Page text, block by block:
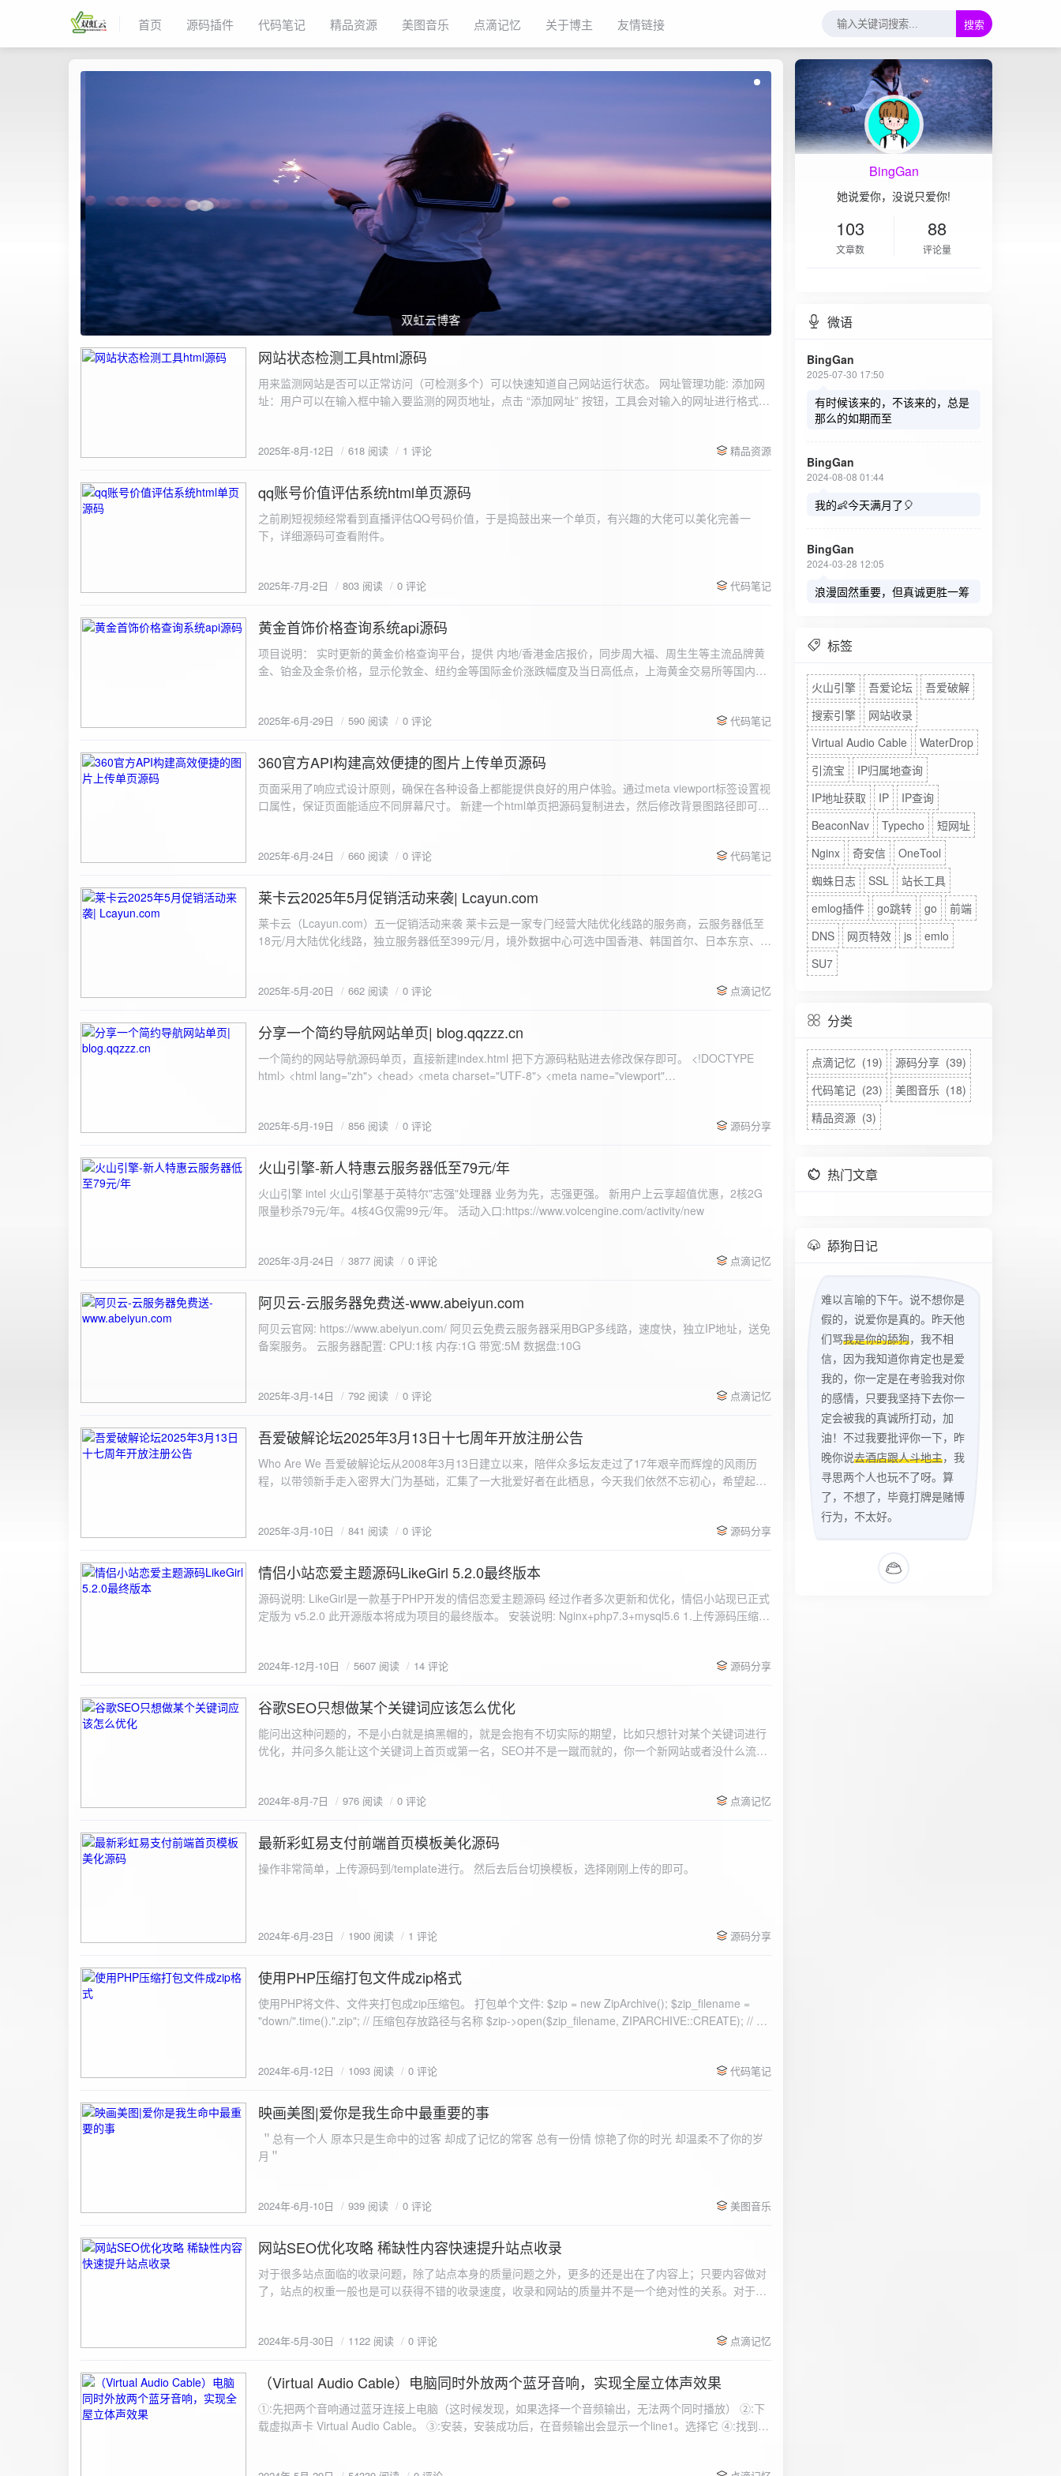
首页 源码插件 代码笔记 精品资源 美图音乐 点滴记忆 关于博主 友情链接 搜索
双虹云博客
2025-8-12
网站状态检测工具html源码
用来监测网站是否可以正常访问（可检测多个）可以快速知道自己网站运行状态。 网址管理功能: 添加网
址：用户可以在输入框中输入要监测的网页地址，点击 “添加网址” 按钮，工具会对输入的网址进行格式验
同时也会从筛选下拉框中移除该网址选项。筛选网址：右侧面板有一个 “筛选网址” 的下拉框，用户可以选
测功能： 设置监测间隔：用户可以在输入框中设置监测间隔时间（单位为秒），默认值为 60 秒。开始 /
停止监测：点击 “开始监测” 按钮，工具会立即对所有已添加的网址进行一次检测，之后按照设置的监测间
隔时间循环检测。点击 “停止监测” 按钮可停止监测。重试机制：在进行网址检测时，如果请求失败，会进
行最多 3 次重试，若重试后仍失败，则记录错误日志。日志记录与显示功能。 日志记录： 每次对网址进
会显示所有或筛选后的监测日志，正常状态的日志为黑色，异常状态的日志为红色。日志会自动滚动到最
2025年-8月-12日 618 阅读 1 评论 精品资源
2025-7-2
qq账号价值评估系统html单页源码
之前刷短视频经常看到直播评估QQ号码价值，于是捣鼓出来一个单页，有兴趣的大佬可以美化完善一
2025年-7月-2日 803 阅读 0 评论 代码笔记
2025-6-29
黄金首饰价格查询系统api源码
项目说明： 实时更新的黄金价格查询平台，提供 内地/香港金店报价，同步周大福、周生生等主流品牌黄
金、铂金及金条价格，显示伦敦金、纽约金等国际金价涨跌幅度及当日高低点，上海黄金交易所等国内黄
2025年-6月-29日 590 阅读 0 评论 代码笔记
2025-6-24
360官方API构建高效便捷的图片上传单页源码
页面采用了响应式设计原则，确保在各种设备上都能提供良好的用户体验。通过meta viewport标签设置视
口属性，保证页面能适应不同屏幕尺寸。 新建一个html单页把源码复制进去，然后修改背景图路径即可。
重置默认样式 */ * { margin: 0; padding: 0; box-sizing: border-box; } /* 设置页面的字体和添加背景图片 */
center fixed; /* 使用服务器上的路径 */ background-size: cover; /* 保证背景图片覆盖整个视窗 */ color:
#333; display: flex; justify-content: center; align-items: center; min-height: 100vh; margin: 0; } /* 容器样
式 */ .container { background-color: rgba(255, 255, 255, 0.9); /* 使用半透明白色背景，以便在图片背景
上更清晰地显示内容 */ padding: 30px; border-radius: 8px; box-shadow: 0 4px 8px rgba(0, 0, 0, 0.1);
padding: 8px; background-color: #f7f7f7; border: 1px solid #ccc; border-radius: 4px; font-size: 16px;
size: 16px; border: none; border-radius: 4px; cursor: pointer; transition: background-color 0.3s ease; }
100%; height: 30px; background-color: #ddd; border-radius: 4px; margin-top: 20px; overflow: hidden; }
.progress-fill { height: 100%; background-color: #4caf50; width: 0; line-height: 30px; text-align: center;
border-radius: 4px; background-color: #f9f9f9; font-size: 16px; color: #333; min-height: 40px; } /* 错误
或成功的提示信息样式 */ .result.success { border-color: #28a745; background-color: #e9f7e8; }
image { margin-top: 20px; max-width: 100%; height: auto; border-radius: 4px; border: 1px solid #ddd; }
</style> </head> <body> <div class="container"> <h2>图片上传-双虹云</h2> <form id="uploadForm">
<input type="file" id="fileInput" name="file" accept="image/*" required /> <button type="submit">上传文
document.getElementById('uploadForm'); const resultDiv = document.getElementById('result'); const
e.preventDefault(); const fileInput = document.getElementById('fileInput'); const file = fileInput.files[0]; if
(!file) { resultDiv.innerHTML = '<p class="error">请先选择文件！</p>'; return; } const formData = new
FormData(); formData.append('file', file); const xhr = new XMLHttpRequest(); xhr.open('POST',
'https://api.xinyew.cn/api/360tc', true); // 监听上传进度事件 xhr.upload.onprogress = function(event) { if
Math.round(percentComplete) + '%'; } }; xhr.onload = function() { if (xhr.status === 200) { const data =
图片链接: <a href="${data.data.url}" target="_blank">${data.data.url}</a></p> <p>图片文件名:
${data.data.imgFile}</p> <img src="${data.data.url}" alt="上传的图片" class="uploaded-image" /> `; }
else { resultDiv.innerHTML = `<p class="error">${data.error}</p>`; } } else { resultDiv.innerHTML = `<p
class="error">请求失败：${xhr.statusText}</p>`; } }; xhr.onerror = function() { resultDiv.innerHTML =
2025年-6月-24日 660 阅读 0 评论 代码笔记
2025-5-20
莱卡云2025年5月促销活动来袭| Lcayun.com
莱卡云（Lcayun.com）五一促销活动来袭 莱卡云是一家专门经营大陆优化线路的服务商，云服务器低至
18元/月大陆优化线路，独立服务器低至399元/月，境外数据中心可选中国香港、韩国首尔、日本东京、美
https://www.lcayun.com/actcloud.html
2025年-5月-20日 662 阅读 0 评论 点滴记忆
2025-5-19
分享一个简约导航网站单页| blog.qqzzz.cn
一个简约的网站导航源码单页，直接新建index.html 把下方源码粘贴进去修改保存即可。 <!DOCTYPE html> <html lang="zh"> <head> <meta charset="UTF-8"> <meta name="viewport" content="width=device-width, initial-scale=1.0"> <title>导航网站 -blog.qqzzz.cn</title> <meta name="keywords" content="双虹云博客"> <meta name="description" content="双虹云博客。"> <meta name="author" content="导航网站"> <meta name="robots" content="index,follow"> <meta property="og:title" content="导航网站 - "> <meta property="og:description" content="双虹云。"> <meta property="og:type" content="website"> <link rel="icon" href="https://blog.qqzzz.cn/favicon.ico" type="image/x-icon"> <link rel="shortcut icon" href="https://blog.qqzzz.cn/favicon.ico" type="image/x-icon"> <style> /* 基础样式 */ * { margin: 0; padding: 0; box-sizing: border-box; } /* 主体样式 */ body { background: #f0f2f5; font-family: 'Microsoft YaHei', -apple-system, BlinkMacSystemFont, sans-serif; margin: 0; padding: 0; min-height: 100vh; overflow-x: hidden; position: relative; display: flex; flex-direction: column; } /* 容器样式 */ .container { max-width: 1200px; margin: 0 auto; padding: 20px; flex: 1; display: flex; flex-direction: column; align-items: center; width: 100%; } /* 主盒子样式 */ .main-box { background: white; box-shadow: 0 2px 12px rgba(0, 0, 0, 0.08); border-radius: 24px; border: 1px solid #e9ecef; width: 100%; max-width: 1000px; padding: 30px; margin: 0 auto 15px; transition: all 0.3s ease; position: relative; z-index: 2; } .main-box:hover { transform: translateY(-2px); box-shadow: 0 6px 25px rgba(0, 0, 0, 0.2); } /* 头部样式 */ .header { text-align: center; margin-bottom: 20px; padding-bottom: 15px; border-bottom: 1px solid rgba(255, 255, 255, 0.2); } .header h1 { font-size: 32px; background: linear-gradient(120deg, #2b5876 0%, #4e4376 100%); -webkit-background-clip: text; -webkit-text-fill-color: transparent; margin-bottom: 15px; } /* 提示框样式 */ .notice { background: transparent; padding: 0 25px; border-radius: 12px; margin-bottom: 15px; white-space: nowrap; overflow: hidden; text-overflow: ellipsis; } .notice p { color: #4facfe; font-size: 16px; line-height: 1; font-weight: bold; letter-spacing: 0.5px; margin: 0; } /* 流量卡领取样式 */ .flow-card, .flow-card-top { background: linear-gradient(120deg, #4facfe 0%, #00f2fe 100%); box-shadow: 0 3px 15px rgba(0, 0, 0, 0.1); border-radius: 12px; padding: 10px 15px; margin-bottom: 10px; text-align: center; position: relative; overflow: hidden; display: flex; justify-content: space-between; align-items: center; } .flow-card::before, .flow-card-top::before { content: ''; position: absolute; top: -10px; right: -10px; width: 80px; height: 80px; background: rgba(255, 255, 255, 0.1); border-radius: 50%; } .flow-card .text-content, .flow-card-top h3 { flex: 1; text-align: left; color: #ffffff; font-size: 16px; margin: 0; } .flow-card h2 { color: #ffffff; font-size: 18px; margin-bottom: 4px; font-weight: 600; } .flow-card p { color: rgba(255, 255, 255, 0.9); font-size: 14px; margin-bottom: 0; } .flow-card a, .flow-card-top a { display: inline-block; background: #ffffff; color: #2b5876; padding: 8px 0; border-radius: 50px; font-size: 15px; cursor: pointer; transition: all 0.3s ease; font-weight: 600; text-decoration: none; box-shadow: 0 4px 10px rgba(0, 0, 0, 0.1); margin: 0 5px; white-space: nowrap; width: 110px; text-align: center; } /* 所有按钮统一样式 */ .flow-card .buttons a, .flow-card-top .buttons a { background: #ffffff; color: #2b5876; } .flow-card .buttons a:hover, .flow-card-top .buttons a:hover { background: #f8f9fa; transform: translateY(-2px); box-shadow: 0 6px 15px rgba(0, 0, 0, 0.2); } .flow-card .buttons, .flow-card-top .buttons { display: flex; align-items: center; justify-content: flex-end; flex-wrap: nowrap; } .flow-card a:hover, .flow-card-top a:hover { transform: translateY(-2px); box-shadow: 0 6px 15px rgba(0, 0, 0, 0.2); background: #f8f9fa; } .flow-card-top { margin-bottom: 10px; } /* 导航网格样式 */ .nav-grid { display: grid; grid-template-columns: repeat(2, 1fr); gap: 25px; width: 100%; margin: 0 auto; padding: 0; } /* 导航项样式 */ .nav-item { background: hsl(230, 10%, 33%); border-radius: 12px; padding: 12px; text-align: center; box-shadow: none; transition: all 0.3s ease; min-height: 75px; position: relative; } .nav-item:hover { transform: none; background: hsl(230, 10%, 38%); } .nav-item a { text-decoration: none; color: inherit; display: block; text-align: center; } .nav-item h3 { color: #ffffff; font-size: 17px; margin-bottom: 8px; } .nav-item p { color: rgba(255, 255, 255, 0.9); font-size: 16px; margin-bottom: 4px; } .nav-item .status { position: absolute; bottom: -20px; left: 0; right: 0; color: #ff6b6b; font-size: 12px; text-align: center; font-weight: 500; } /* 底部导航样式 */ .float-nav { display: none; } @media (max-width: 768px) { body { padding-bottom: 20px; } .container { padding: 10px; } .main-box { padding: 15px; margin: 5px; } .header { margin-bottom: 15px; padding-bottom: 10px; } .nav-grid { gap: 15px; } .flow-card, .flow-card-top { padding: 12px; margin-bottom: 10px; flex-direction: column; } .flow-card .text-content, .flow-card-top h3 { text-align: center; margin-bottom: 12px; font-size: 16px; } .flow-card h2 { font-size: 16px; margin-bottom: 5px; text-align: center; } .flow-card p { font-size: 13px; text-align: center; padding: 0 5px; } .flow-card a, .flow-card-top a, .flow-card .buttons a, .flow-card-top .buttons a { padding: 7px 0; font-size: 14px; margin: 0 4px; width: 95px; text-align: center; background: #ffffff; color: #2b5876; } .flow-card .buttons, .flow-card-top .buttons { justify-content: center; width: 100%; margin-top: 5px; } .nav-item { padding: 12px; min-height: 70px; width: 100%; } .header h1 { font-size: 24px; } .notice p { font-size: 14px; } .copyright { padding: 10px 0; font-size: 12px; } } /* 版权信息样式 */ .copyright { text-align: center; padding: 15px 0; color: #6c757d; font-size: 13px; letter-spacing: 0.5px; width: 100%; max-width: 1200px; margin: 0 auto; } /* 弹窗样式 */ .modal-overlay { position: fixed; top: 0; left: 0; right: 0; bottom: 0; background: rgba(0, 0, 0, 0.4); display: flex; justify-content: center; align-items: center; z-index: 10000; } .modal { background: white; border: 1px solid #e9ecef; padding: 25px; border-radius: 15px; width: 90%; max-width: 3
2025年-5月-19日 856 阅读 0 评论 源码分享
2025-3-24
火山引擎-新人特惠云服务器低至79元/年
火山引擎 intel 火山引擎基于英特尔"志强"处理器 业务为先，志强更强。 新用户上云享超值优惠，2核2G
限量秒杀79元/年。4核4G仅需99元/年。 活动入口:https://www.volcengine.com/activity/new
2025年-3月-24日 3877 阅读 0 评论 点滴记忆
2025-3-14
阿贝云-云服务器免费送-www.abeiyun.com
阿贝云官网: https://www.abeiyun.com/ 阿贝云免费云服务器采用BGP多线路，速度快，独立IP地址，送免
备案服务。 云服务器配置: CPU:1核 内存:1G 带宽:5M 数据盘:10G
2025年-3月-14日 792 阅读 0 评论 点滴记忆
2025-3-10
吾爱破解论坛2025年3月13日十七周年开放注册公告
Who Are We 吾爱破解论坛从2008年3月13日建立以来，陪伴众多坛友走过了17年艰辛而辉煌的风雨历
程，以带领新手走入密界大门为基础，汇集了一大批爱好者在此栖息，今天我们依然不忘初心，希望起到
严格的处理措施。在您注册前，请认真阅读注册须知以及社区的总版规，以便更好地适应和享受我们的社
www.52pojie.cn
2025年-3月-10日 841 阅读 0 评论 源码分享
2024-12-10
情侣小站恋爱主题源码LikeGirl 5.2.0最终版本
源码说明: LikeGirl是一款基于PHP开发的情侣恋爱主题源码 经过作者多次更新和优化，情侣小站现已正式
定版为 v5.2.0 此开源版本将成为项目的最终版本。 安装说明: Nginx+php7.3+mysql5.6 1.上传源码压缩包
2024年-12月-10日 5607 阅读 14 评论 源码分享
2024-8-7
谷歌SEO只想做某个关键词应该怎么优化
能问出这种问题的，不是小白就是搞黑帽的，就是会抱有不切实际的期望，比如只想针对某个关键词进行
优化，并问多久能让这个关键词上首页或第一名，SEO并不是一蹴而就的，你一个新网站或者没什么流量
2024年-8月-7日 976 阅读 0 评论 点滴记忆
2024-6-23
最新彩虹易支付前端首页模板美化源码
操作非常简单，上传源码到/template进行。 然后去后台切换模板，选择刚刚上传的即可。
2024年-6月-23日 1900 阅读 1 评论 源码分享
2024-6-12
使用PHP压缩打包文件成zip格式
使用PHP将文件、文件夹打包成zip压缩包。 打包单个文件: $zip = new ZipArchive(); $zip_filename =
"down/".time().".zip"; // 压缩包存放路径与名称 $zip->open($zip_filename, ZIPARCHIVE::CREATE); // 打
数可以改为 basename("img/logon2.png),也就是原文件所在的路径 $zip-
= array( "img/1.jpg", "img/2.jpg", ); $filename = "down/img.zip"; // 压缩包存放路径与名称 $zip = new
ZipArchive(); $zip->open($filename,ZipArchive::CREATE); //打开压缩包 //遍历文件 foreach($fileList as
$file){ $zip->addFile($file,basename($file)); //向压缩包中添加文件 } $zip->close(); //关闭压缩包 打包某
个文件夹（包含子文件夹）: <?php /** * @param $path 文件夹路径 * @param $zip zip 对象 */ function
为'.'和‘..’，不要对他们进行操作 if (is_dir($path . "/" . $filename)) { // 如果读取的某个对象是文件夹，则递
$filename); } } } } $zip = new ZipArchive(); $zip_filename = "down/files.zip"; // 压缩包存放路径与名称
压缩包中 addFileToZip("img",$zip);
2024年-6月-12日 1093 阅读 0 评论 代码笔记
2024-6-10
映画美图|爱你是我生命中最重要的事
＂总有一个人 原本只是生命中的过客 却成了记忆的常客 总有一份情 惊艳了你的时光 却温柔不了你的岁
月＂
2024年-6月-10日 939 阅读 0 评论 美图音乐
2024-5-30
网站SEO优化攻略 稀缺性内容快速提升站点收录
对于很多站点面临的收录问题，除了站点本身的质量问题之外，更多的还是出在了内容上；只要内容做对
了，站点的权重一般也是可以获得不错的收录速度，收录和网站的质量并不是一个绝对性的关系。对于质
2024年-5月-30日 1122 阅读 0 评论 点滴记忆
2024-5-29
（Virtual Audio Cable）电脑同时外放两个蓝牙音响，实现全屋立体声效果
①:先把两个音响通过蓝牙连接上电脑（这时候发现，如果选择一个音频输出，无法两个同时播放） ②:下
载虚拟声卡 Virtual Audio Cable。 ③:安装，安装成功后，在音频输出会显示一个line1。选择它 ④:找到安
BingGan
她说爱你，没说只爱你!
103
文章数
88
评论量
微语
BingGan
2025-07-30 17:50
有时候该来的，不该来的，总是
那么的如期而至
BingGan
2024-08-08 01:44
我的👶今天满月了🎈
BingGan
2024-03-28 12:05
浪漫固然重要，但真诚更胜一筹
标签
火山引擎 吾爱论坛
吾爱破解
搜索引擎
网站收录
Virtual Audio Cable
WaterDrop
引流宝
IP归属地查询
IP地址获取
IP
IP查询
BeaconNav
Typecho
短网址
Nginx
奇安信
OneTool
蜘蛛日志
SSL
站长工具
emlog插件
go跳转 go
前端
DNS
网页特效 js
emlo
SU7
分类
点滴记忆 (19)
源码分享 (39)
代码笔记 (23)
美图音乐 (18)
精品资源 (3)
热门文章
舔狗日记
难以言喻的下午。说不想你是
假的，说爱你是真的。昨天他
们骂我是你的舔狗，我不相
信，因为我知道你肯定也是爱
我的，你一定是在考验我对你
的感情，只要我坚持下去你一
定会被我的真诚所打动，加
油！不过我要批评你一下，昨
晚你说去酒店跟人斗地主，我
寻思两个人也玩不了呀。算
了，不想了，毕竟打牌是赌博
行为，不太好。